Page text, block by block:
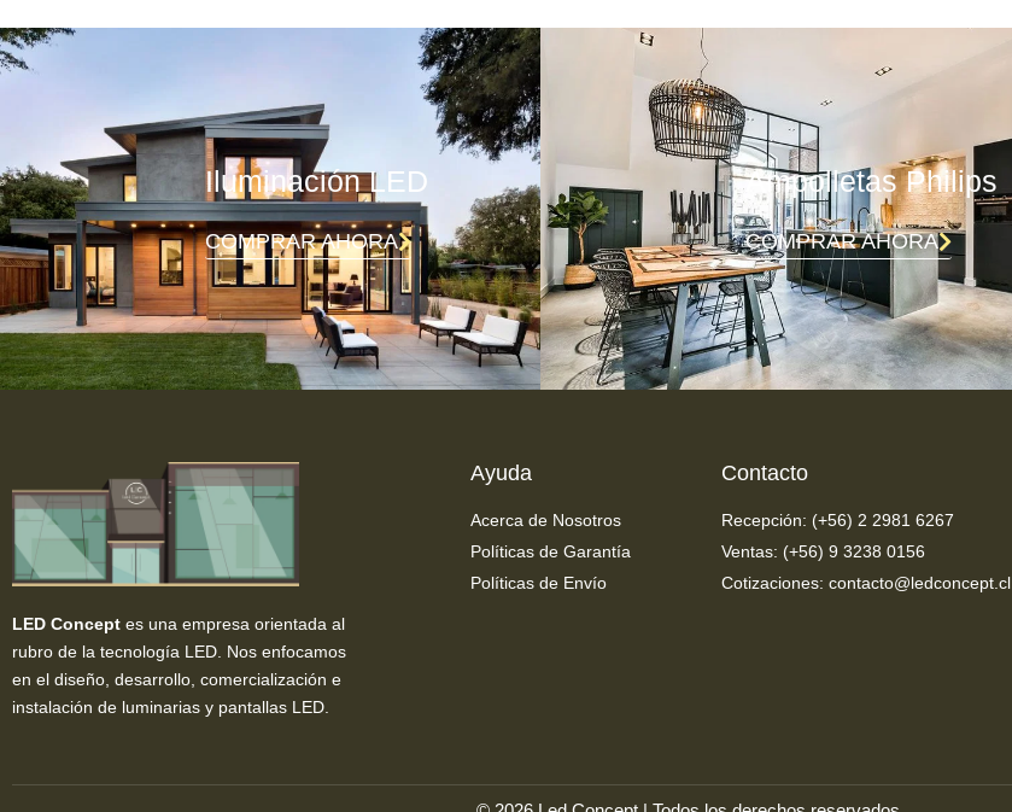
Iluminación LED
COMPRAR AHORA
Ampolletas Philips
COMPRAR AHORA
LED Concept es una empresa orientada al
rubro de la tecnología LED. Nos enfocamos
en el diseño, desarrollo, comercialización e
instalación de luminarias y pantallas LED.
Ayuda
Acerca de Nosotros
Políticas de Garantía
Políticas de Envío
Contacto
Recepción: (+56) 2 2981 6267
Ventas: (+56) 9 3238 0156
Cotizaciones: contacto@ledconcept.cl